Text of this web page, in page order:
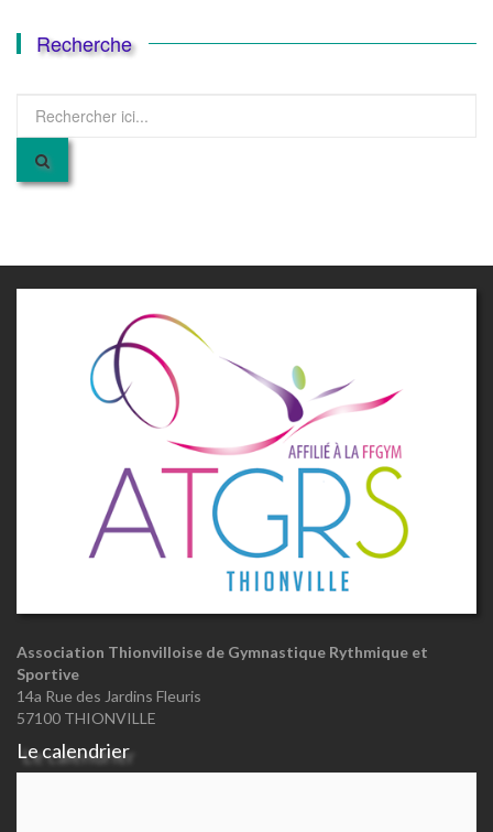
Recherche
pour
Association Thionvilloise de Gymnastique Rythmique et
Sportive
14a Rue des Jardins Fleuris
57100 THIONVILLE
Le calendrier